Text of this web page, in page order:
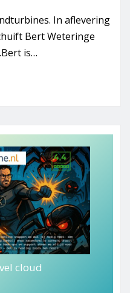
In aflevering
Bert Weteringe
is…
cloud